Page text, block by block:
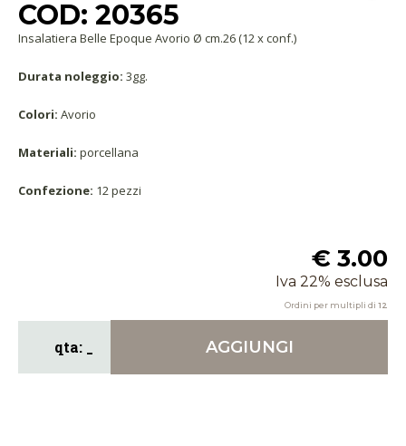
COD: 20365
Insalatiera Belle Epoque Avorio Ø cm.26 (12 x conf.)
Durata noleggio: 3gg.
Colori: Avorio
Materiali: porcellana
Confezione: 12 pezzi
€ 3.00
Iva 22% esclusa
Ordini per multipli di 12
AGGIUNGI